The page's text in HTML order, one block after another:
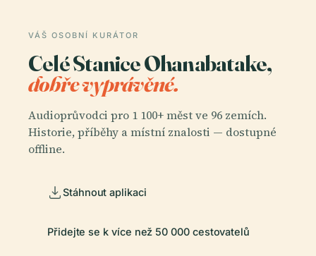
VÁŠ OSOBNÍ KURÁTOR
Celé Stanice Ohanabatake,
dobře vyprávěné.
Audioprůvodci pro 1 100+ měst ve 96 zemích.
Historie, příběhy a místní znalosti — dostupné
offline.
Stáhnout aplikaci
Přidejte se k více než 50 000 cestovatelů